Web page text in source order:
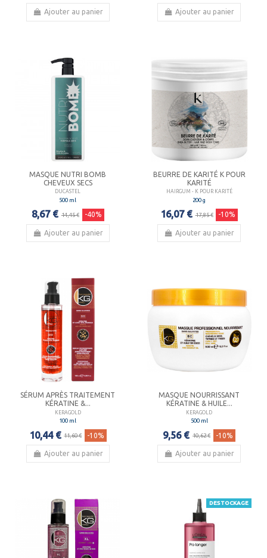
Ajouter au panier Ajouter au panier
MASQUE NUTRI BOMB
CHEVEUX SECS
DUCASTEL
500 ml
8,67 € 14,45 € -40%
Ajouter au panier
BEURRE DE KARITÉ K POUR
KARITÉ
HAIRGUM - K POUR KARITÉ
200 g
16,07 € 17,85 € -10%
Ajouter au panier
SÉRUM APRÈS TRAITEMENT
KÉRATINE &...
KERAGOLD
100 ml
10,44 € 11,60 € -10%
Ajouter au panier
MASQUE NOURRISSANT
KÉRATINE & HUILE...
KERAGOLD
500 ml
9,56 € 10,62 € -10%
Ajouter au panier
DESTOCKAGE